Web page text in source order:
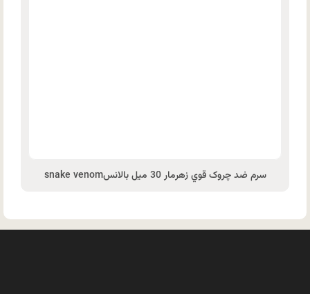
سرم ضد چروک قوي زهرمار 30 ميل بالانسsnake venom